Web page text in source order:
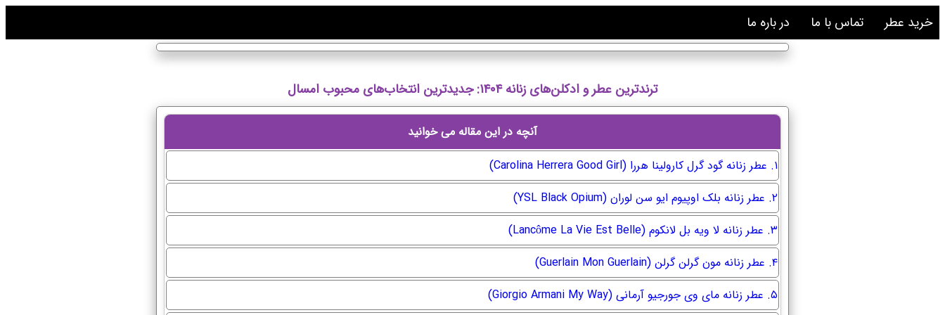
خرید عطر تماس با ما در باره ما
ترندترین عطر و ادکلن‌های زنانه ۱۴۰۴: جدیدترین انتخاب‌های محبوب امسال
آنچه در این مقاله می خوانید
۱. عطر زنانه گود گرل کارولینا هررا (Carolina Herrera Good Girl)
۲. عطر زنانه بلک اوپیوم ایو سن لوران (YSL Black Opium)
۳. عطر زنانه لا ویه بل لانکوم (Lancôme La Vie Est Belle)
۴. عطر زنانه مون گرلن گرلن (Guerlain Mon Guerlain)
۵. عطر زنانه مای وی جورجیو آرمانی (Giorgio Armani My Way)